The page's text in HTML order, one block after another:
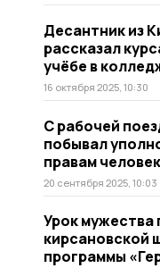
Десантник из
рассказал
учёбе в
16 октября 2025, 10:30
С рабочей
побывал
правам
20 сентября 2025, 10:03
Урок мужества
кирсановской
программы